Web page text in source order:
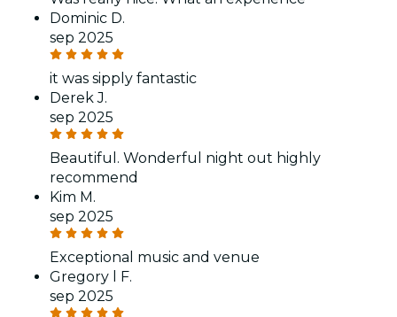
Dominic D.
sep 2025
it was sipply fantastic
Derek J.
sep 2025
Beautiful. Wonderful night out highly
recommend
Kim M.
sep 2025
Exceptional music and venue
Gregory l F.
sep 2025